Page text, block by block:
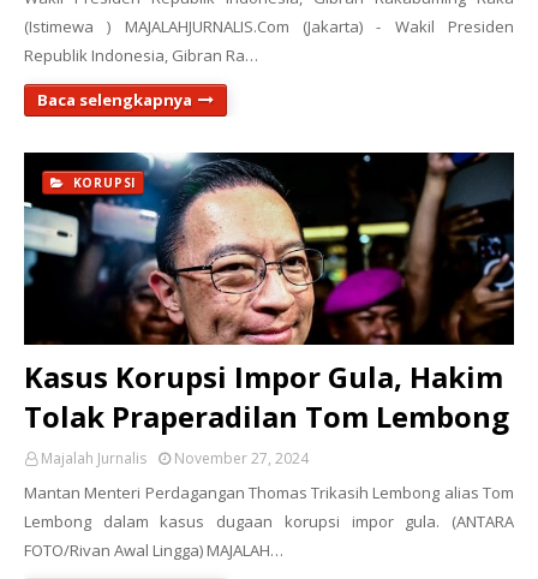
(Istimewa ) MAJALAHJURNALIS.Com (Jakarta) - Wakil Presiden
Republik Indonesia, Gibran Ra…
Baca selengkapnya
KORUPSI
Kasus Korupsi Impor Gula, Hakim
Tolak Praperadilan Tom Lembong
Majalah Jurnalis November 27, 2024
Mantan Menteri Perdagangan Thomas Trikasih Lembong alias Tom
Lembong dalam kasus dugaan korupsi impor gula. (ANTARA
FOTO/Rivan Awal Lingga) MAJALAH…